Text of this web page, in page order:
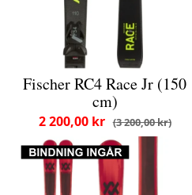
Fischer RC4 Race Jr (150
cm)
3 200,00 kr
2 200,00 kr